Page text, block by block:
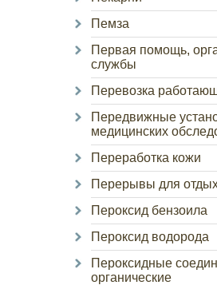
Пемза
Первая помощь,
службы
Перевозка
Передвижные
медицинских
Переработка кожи
Перерывы для
Пероксид бензоила
Пероксид водорода
Пероксидные
органические